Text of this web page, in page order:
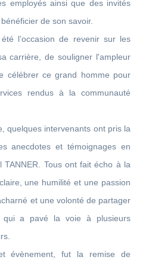
employés ainsi que des invités
de son savoir.
l’occasion de revenir sur les
carrière, de souligner l'ampleur
célébrer ce grand homme pour
rendus à la communauté
quelques intervenants ont pris la
anecdotes et témoignages en
TANNER. Tous ont fait écho à la
une humilité et une passion
et une volonté de partager
a pavé la voie à plusieurs
évènement, fut la remise de